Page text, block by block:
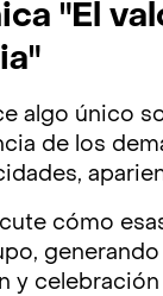
"El
algo único
de los
cómo
y celebración